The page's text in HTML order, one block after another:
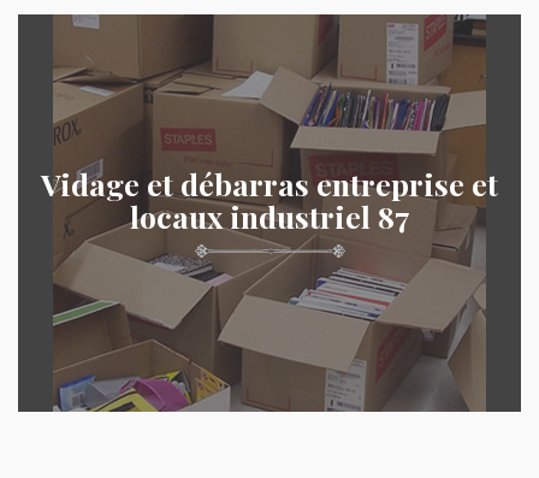
Vidage et débarras entreprise et
locaux industriel 87